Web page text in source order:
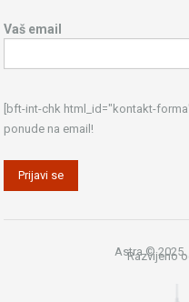
Vaš email
[bft-int-chk html_id="kontakt-
ponude na email!
Astra © 2025.
Razvijeno